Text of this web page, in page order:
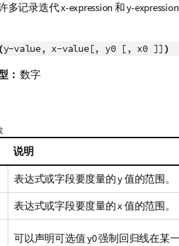
多记录迭代x-expression 和y-expression
y-value, x-value[, y0 [, x0 ]] )
： 数字
说明
表达式或字段要度量的y值的范围。
表达式或字段要度量的x值的范围。
可以声明可选值y0强制回归线在某